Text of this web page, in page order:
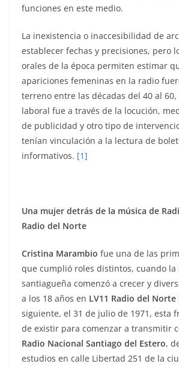
funciones en este medio.
La inexistencia o inaccesibilidad de
establecer fechas y precisiones, pero
orales de la época permiten estimar
apariciones femeninas en la radio
terreno entre las décadas del 40 al
laboral fue a través de la locución,
de publicidad y otro tipo de
tenían vinculación a la lectura de
informativos. [1]
Una mujer detrás de la música de
Radio del Norte
Cristina Marambio fue una de las
que cumplió roles distintos, cuando la
santiagueña comenzó a crecer y
a los 18 años en LV11 Radio del Norte
siguiente, el 31 de julio de 1971, esta
de existir para comenzar a transmitir
Radio Nacional Santiago del Estero,
estudios en calle Libertad 251 de la